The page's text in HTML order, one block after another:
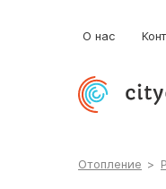
О нас
Отопление >